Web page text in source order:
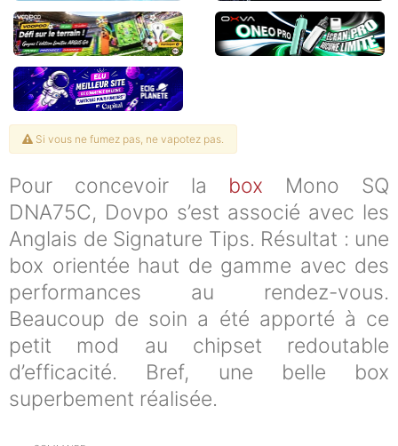
Si vous ne fumez pas, ne vapotez pas.
Pour concevoir la box Mono SQ
DNA75C, Dovpo s’est associé avec les
Anglais de Signature Tips. Résultat : une
box orientée haut de gamme avec des
performances au rendez-vous.
Beaucoup de soin a été apporté à ce
petit mod au chipset redoutable
d’efficacité. Bref, une belle box
superbement réalisée.